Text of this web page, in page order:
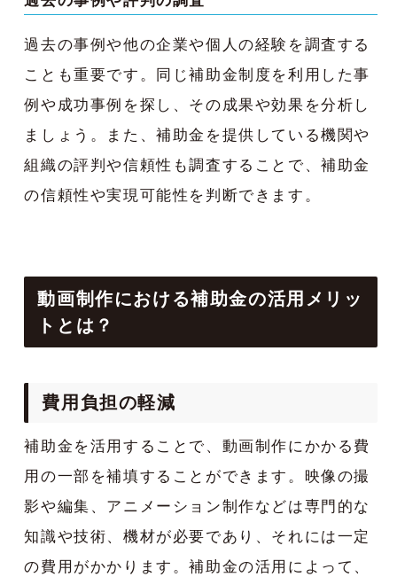
過去の事例や他の企業や個人の経験を調査する
ことも重要です。同じ補助金制度を利用した事
例や成功事例を探し、その成果や効果を分析し
ましょう。また、補助金を提供している機関や
組織の評判や信頼性も調査することで、補助金
の信頼性や実現可能性を判断できます。
動画制作における補助金の活用メリッ
トとは？
費用負担の軽減
補助金を活用することで、動画制作にかかる費
用の一部を補填することができます。映像の撮
影や編集、アニメーション制作などは専門的な
知識や技術、機材が必要であり、それには一定
の費用がかかります。補助金の活用によって、